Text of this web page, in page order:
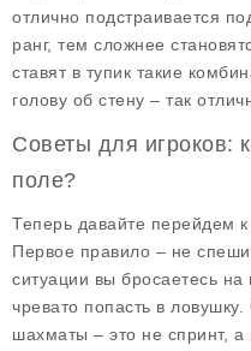
отлично подстраивается
ранг, тем сложнее
ставят в тупик такие
голову об стену – так
Советы для игроков:
поле?
Теперь давайте перейдем
Первое правило – не
ситуации вы бросаетесь
чревато попасть в
шахматы – это не спринт,